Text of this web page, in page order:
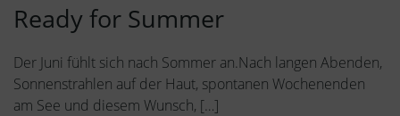
Ready for Summer
Der Juni fühlt sich nach Sommer an.Nach langen Abenden,
Sonnenstrahlen auf der Haut, spontanen Wochenenden
am See und diesem Wunsch, […]